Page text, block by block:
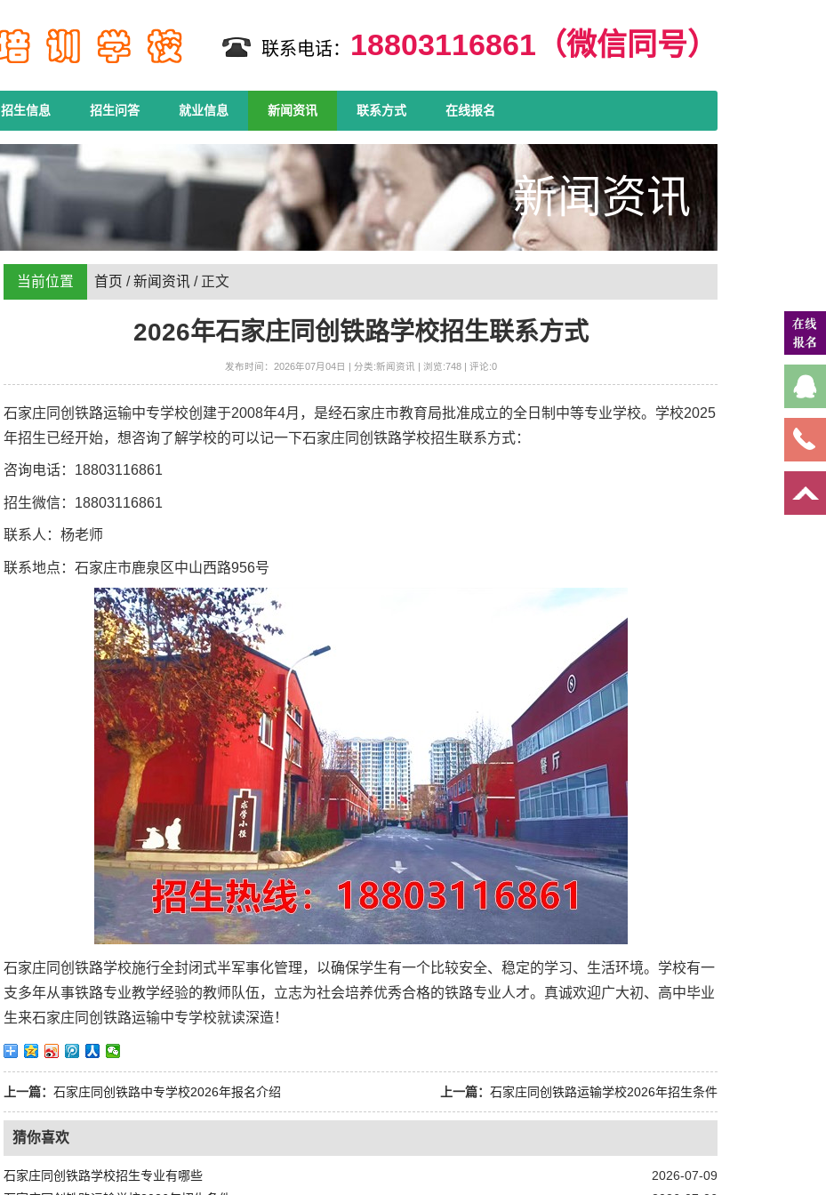
联系电话： 18803116861（微信同号）
招生信息 招生问答 就业信息 新闻资讯 联系方式 在线报名
新闻资讯
当前位置 首页 /新闻资讯 / 正文
2026年石家庄同创铁路学校招生联系方式
发布时间：2026年07月04日 | 分类:新闻资讯 | 浏览:748 | 评论:0
石家庄同创铁路运输中专学校创建于2008年4月，是经石家庄市教育局批准成立的全日制中等专业学校。学校2025
年招生已经开始，想咨询了解学校的可以记一下石家庄同创铁路学校招生联系方式：
咨询电话：18803116861
招生微信：18803116861
联系人：杨老师
联系地点：石家庄市鹿泉区中山西路956号
石家庄同创铁路学校施行全封闭式半军事化管理，以确保学生有一个比较安全、稳定的学习、生活环境。学校有一
支多年从事铁路专业教学经验的教师队伍，立志为社会培养优秀合格的铁路专业人才。真诚欢迎广大初、高中毕业
生来石家庄同创铁路运输中专学校就读深造！
上一篇： 石家庄同创铁路中专学校2026年报名介绍 上一篇： 石家庄同创铁路运输学校2026年招生条件
猜你喜欢
2026-07-09
石家庄同创铁路学校招生专业有哪些